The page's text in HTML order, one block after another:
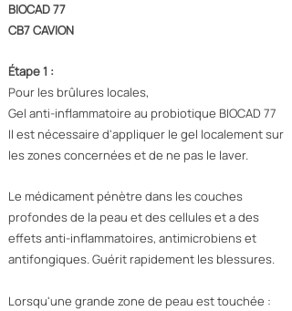
BIOCAD 77
CB7 CAVION
Étape 1 :
Pour les brûlures locales,
Gel anti-inflammatoire au probiotique BIOCAD 77
Il est nécessaire d'appliquer le gel localement sur
les zones concernées et de ne pas le laver.
Le médicament pénètre dans les couches
profondes de la peau et des cellules et a des
effets anti-inflammatoires, antimicrobiens et
antifongiques. Guérit rapidement les blessures.
Lorsqu'une grande zone de peau est touchée :